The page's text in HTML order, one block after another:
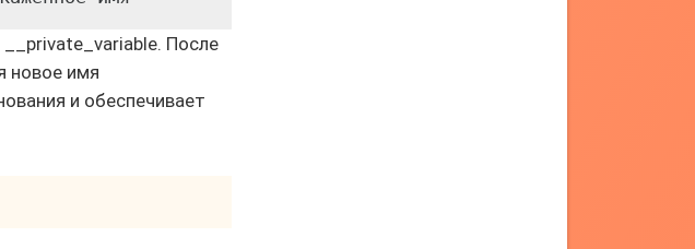
После
новое имя
и обеспечивает